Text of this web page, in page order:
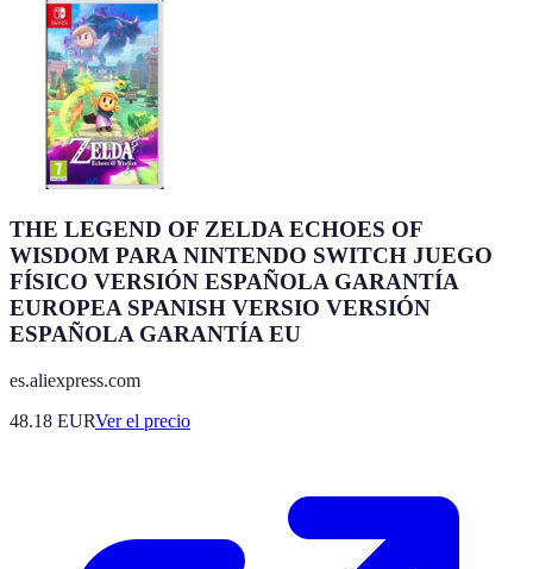
THE LEGEND OF ZELDA ECHOES OF
WISDOM PARA NINTENDO SWITCH JUEGO
FÍSICO VERSIÓN ESPAÑOLA GARANTÍA
EUROPEA SPANISH VERSIO VERSIÓN
ESPAÑOLA GARANTÍA EU
es.aliexpress.com
48.18 EURVer el precio